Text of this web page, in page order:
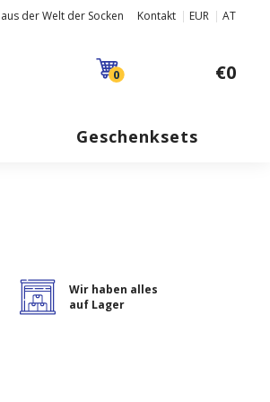
der Welt der Socken Kontakt EUR AT
0 €0
Geschenksets
Wir haben alles
auf Lager